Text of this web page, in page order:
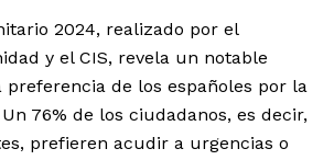
2024, realizado por el
y el CIS, revela un notable
de los españoles por la
76% de los ciudadanos, es decir,
prefieren acudir a urgencias o